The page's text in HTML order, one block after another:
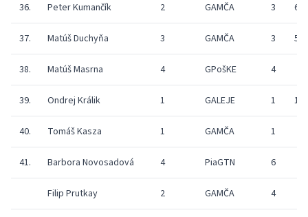
36. Peter Kumančík 2 GAMČA 3 6
37. Matúš Duchyňa 3 GAMČA 3 5
38. Matúš Masrna 4 GPošKE 4
39. Ondrej Králik 1 GALEJE 1 1
40. Tomáš Kasza 1 GAMČA 1
41. Barbora Novosadová 4 PiaGTN 6
Filip Prutkay 2 GAMČA 4